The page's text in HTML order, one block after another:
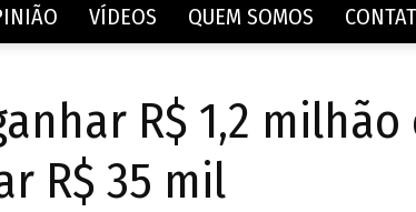
VÍDEOS QUEM SOMOS
R$ 1,2 milhão
R$ 35 mil